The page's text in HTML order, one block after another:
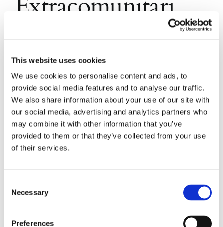
This website uses cookies
We use cookies to personalise content and ads, to
provide social media features and to analyse our traffic.
We also share information about your use of our site with
our social media, advertising and analytics partners who
may combine it with other information that you’ve
provided to them or that they’ve collected from your use
of their services.
Selection
Necessary
Preferences
droga ostativa al
rilascio del
permesso di
soggiorno
sentenza n. 3841/2016, valutando la pericolosità
sociale ai fini della tutela della sicurezza pubblica